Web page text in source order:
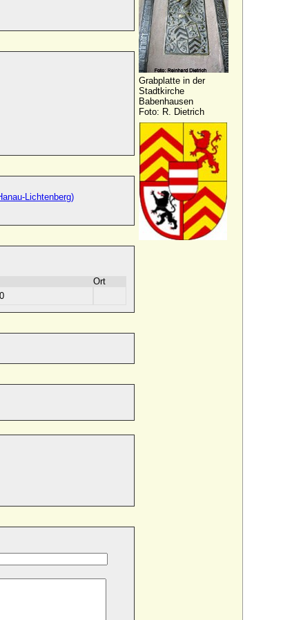
Lichtenberg)
Ort
Grabplatte in der
Stadtkirche
Babenhausen
Foto: R. Dietrich